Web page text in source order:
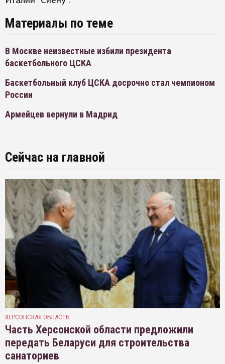
Материалы по теме
В Москве неизвестные избили президента
баскетбольного ЦСКА
Баскетбольный клуб ЦСКА досрочно стал чемпионом
России
Армейцев вернули в Мадрид
Сейчас на главной
ХЕРСОНСКАЯ ОБЛАСТЬ
Часть Херсонской области предложили
передать Беларуси для строительства
санаториев